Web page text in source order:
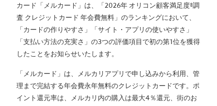
カード「メルカード」は、「2026年 オリコン顧客満足度®調
査 クレジットカード 年会費無料」のランキングにおいて、
「カードの作りやすさ」「サイト・アプリの使いやすさ」
「支払い方法の充実さ」の3つの評価項目で初の第1位を獲得
したことをお知らせいたします。
「メルカード」は、メルカリアプリで申し込みから利用、管
理まで完結する年会費永年無料のクレジットカードです。ポ
イント還元率は、メルカリ内の購入は最大4％還元、街のお